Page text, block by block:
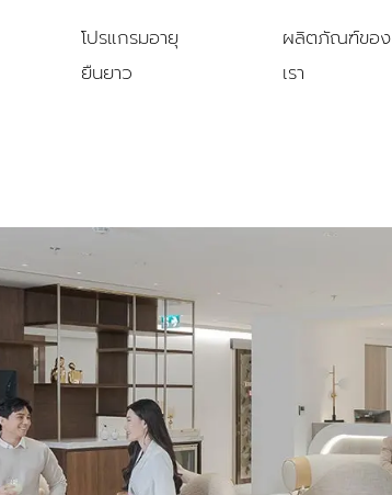
โปรแกรมอายุ
ยืนยาว
ผลิตภัณฑ์ของ
เรา